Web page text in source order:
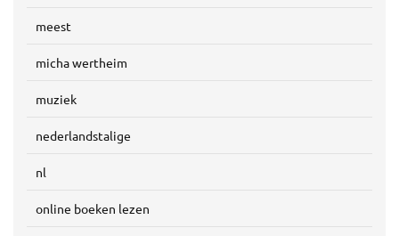
meest
micha wertheim
muziek
nederlandstalige
nl
online boeken lezen